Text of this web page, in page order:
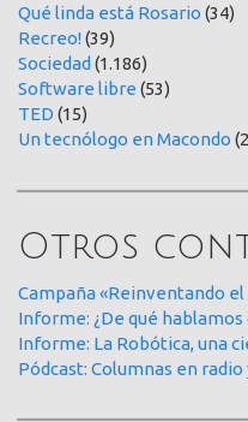
Qué linda está Rosario (34)
Recreo!(39)
Sociedad (1.186)
Software libre (53)
TED (15)
Un tecnólogo en Macondo
Otros
Campaña «Reinventando
Informe: ¿De qué
Informe: La Robótica, una
Pódcast: Columnas en